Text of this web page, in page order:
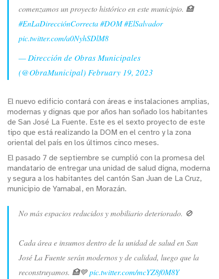
comenzamos un proyecto histórico en este municipio. 🏥
#EnLaDirecciónCorrecta#DOM#ElSalvador
pic.twitter.com/a0NyhSDlM8
— Dirección de Obras Municipales
(@ObraMunicipal) February 19, 2023
El nuevo edificio contará con áreas e instalaciones amplias,
modernas y dignas que por años han soñado los habitantes
de San José La Fuente. Este es el sexto proyecto de este
tipo que está realizando la DOM en el centro y la zona
oriental del país en los últimos cinco meses.
El pasado 7 de septiembre se cumplió con la promesa del
mandatario de entregar una unidad de salud digna, moderna
y segura a los habitantes del cantón San Juan de La Cruz,
municipio de Yamabal, en Morazán.
No más espacios reducidos y mobiliario deteriorado. 🚫
Cada área e insumos dentro de la unidad de salud en San
José La Fuente serán modernos y de calidad, luego que la
reconstruyamos. 🏥💙pic.twitter.com/mcYZ8f0M8Y